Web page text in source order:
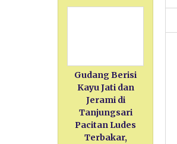
Gudang Berisi
Kayu Jati dan
Jerami di
Tanjungsari
Pacitan Ludes
Terbakar,